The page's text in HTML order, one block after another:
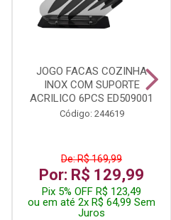
JOGO FACAS COZINHA
INOX COM SUPORTE
ACRILICO 6PCS ED509001
Código: 244619
De: R$ 169,99
Por: R$ 129,99
Pix 5% OFF R$ 123,49
ou em até 2x R$ 64,99 Sem
Juros